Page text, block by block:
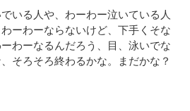
いる人や、わーわー泣いている人
ーわーならないけど、下手くそな
わーなるんだろう、目、泳いでな
そろそろ終わるかな。まだかな？